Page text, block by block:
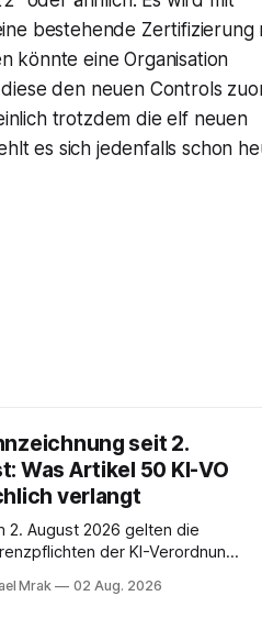
bestehende Zertifizierung
könnte eine Organisation
den neuen Controls
trotzdem die elf neuen
es sich jedenfalls schon
seit 2.
Was Artikel 50 KI-VO
verlangt
2. August 2026 gelten die
der KI-Verordnung.
liest man dazu einen Satz, der
Mrak 02 Aug. 2026